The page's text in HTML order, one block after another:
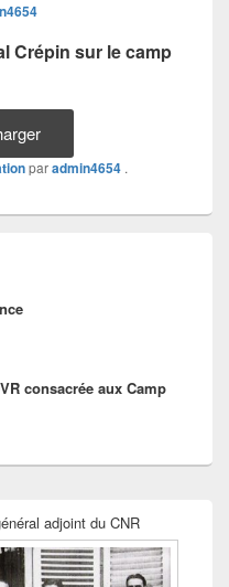
Crépin sur le camp
paradmin4654 .
consacrée aux Camp
adjoint du CNR